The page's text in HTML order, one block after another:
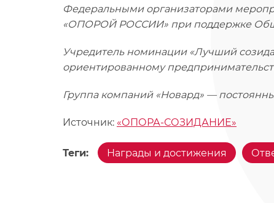
Федеральными организаторами
«ОПОРОЙ РОССИИ» при поддержке
Учредитель номинации «Лучший
ориентированному
Группа компаний «Новард» —
Источник: «ОПОРА-СОЗИДАНИЕ»
Теги: Награды и достижения